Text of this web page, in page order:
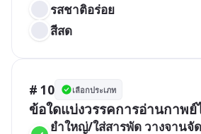
รสชาติอร่อย
สีสด
# 10 เลือกประเภท
ข้อใดแบ่งวรรคการอ่านกาพย์
ยำใหญ่/ใส่สารพัด วางจานจั